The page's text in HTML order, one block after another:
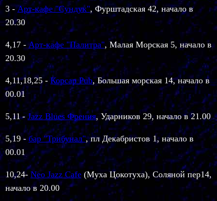
3-Арт-кафе "Сундук", Фурштадская 42, начало в
20.30
4,17-Арт-кафе "Палитра", Малая Морская 5, начало в
20.30
4,11,18,25 - Корсар Pub, Большая морская 14, начало в
00.01
5,11 -Jazz Blues Френия, Ударников 29, начало в 21.00
5,19- бар "Трибунал", пл Декабристов 1, начало в
00.01
10,24- Neo Jazz Cafe(Муха Цокотуха), Соляной пер14,
начало в 20.00